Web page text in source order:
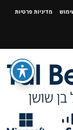
מדיניות פרטיות